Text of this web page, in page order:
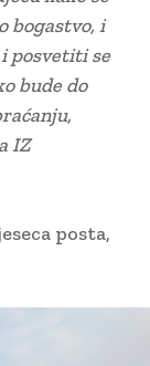
bogastvo, i
posvetiti se
bude do
IZ
posta,